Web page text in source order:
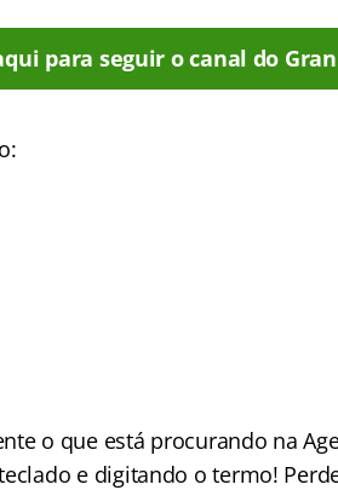
para seguir o canal do
o que está procurando na
e digitando o termo!